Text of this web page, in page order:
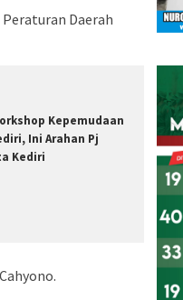
Daerah
Kepemudaan
Ini Arahan Pj
Kediri